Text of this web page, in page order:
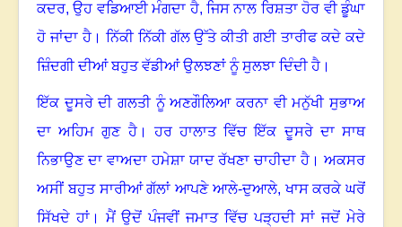
ਕਦਰ,ਉਹ ਵਡਿਆਈ ਮੰਗਦਾ ਹੈ,ਜਿਸ ਨਾਲ ਰਿਸ਼ਤਾ ਹੋਰ ਵੀ ਡੂੰਘਾ
ਹੋ ਜਾਂਦਾ ਹੈ। ਨਿੱਕੀ ਨਿੱਕੀ ਗੱਲ ਉੱਤੇ ਕੀਤੀ ਗਈ ਤਾਰੀਫ ਕਦੇ ਕਦੇ
ਜ਼ਿੰਦਗੀ ਦੀਆਂ ਬਹੁਤ ਵੱਡੀਆਂ ਉਲਝਣਾਂ ਨੂੰ ਸੁਲਝਾ ਦਿੰਦੀ ਹੈ।
ਇੱਕ ਦੂਸਰੇ ਦੀ ਗਲਤੀ ਨੂੰ ਅਣਗੌਲਿਆ ਕਰਨਾ ਵੀ ਮਨੁੱਖੀ ਸੁਭਾਅ
ਦਾ ਅਹਿਮ ਗੁਣ ਹੈ। ਹਰ ਹਾਲਾਤ ਵਿੱਚ ਇੱਕ ਦੂਸਰੇ ਦਾ ਸਾਥ
ਨਿਭਾਉਣ ਦਾ ਵਾਅਦਾ ਹਮੇਸ਼ਾ ਯਾਦ ਰੱਖਣਾ ਚਾਹੀਦਾ ਹੈ। ਅਕਸਰ
ਅਸੀਂ ਬਹੁਤ ਸਾਰੀਆਂ ਗੱਲਾਂ ਆਪਣੇ ਆਲੇ-ਦੁਆਲੇ,ਖਾਸ ਕਰਕੇ ਘਰੋਂ
ਸਿੱਖਦੇ ਹਾਂ। ਮੈਂ ਉਦੋਂ ਪੰਜਵੀਂ ਜਮਾਤ ਵਿੱਚ ਪੜ੍ਹਦੀ ਸਾਂ ਜਦੋਂ ਮੇਰੇ